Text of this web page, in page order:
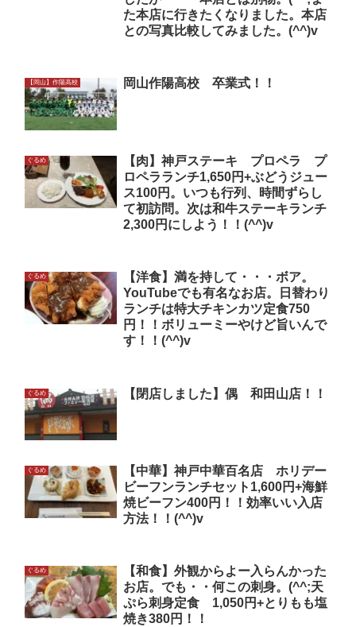
た本店に行きたくなりました。本店
との写真比較してみました。(^^)v
【岡山】作陽高校 岡山作陽高校 卒業式！！
ぐるめ
【肉】神戸ステーキ プロペラ プ
ロペラランチ1,650円+ぶどうジュー
ス100円。いつも行列、時間ずらし
て初訪問。次は和牛ステーキランチ
2,300円にしよう！！(^^)v
ぐるめ
【洋食】満を持して・・・ボア。
YouTubeでも有名なお店。日替わり
ランチは特大チキンカツ定食750
円！！ボリューミーやけど旨いんで
す！！(^^)v
ぐるめ 【閉店しました】偶 和田山店！！
ぐるめ
【中華】神戸中華百名店 ホリデー
ビーフンランチセット1,600円+海鮮
焼ビーフン400円！！効率いい入店
方法！！(^^)v
ぐるめ
【和食】外観からよー入らんかった
お店。でも・・何この刺身。(^^;天
ぷら刺身定食 1,050円+とりもも塩
焼き380円！！